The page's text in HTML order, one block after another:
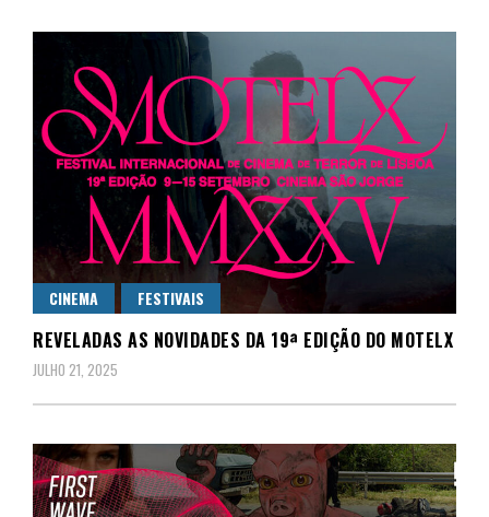
CINEMA FESTIVAIS
REVELADAS AS NOVIDADES DA 19ª EDIÇÃO DO MOTELX
JULHO 21, 2025